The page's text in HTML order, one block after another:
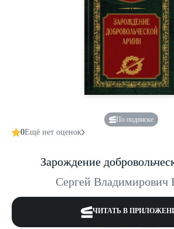
По подписке
0Ещё нет оценок
Зарождение
Сергей Владимирович
ЧИТАТЬ В